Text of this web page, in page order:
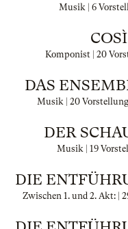
Musik | 6
Komponist | 20
DAS
Musik | 20
DER
Musik | 19
DIE
Zwischen 1. und 2. Akt: |